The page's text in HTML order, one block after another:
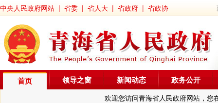
中央人民政府网站 | 省委 | 省人大 | 省政府 | 省政协
首页
欢迎您访问青海省人民政府网站，您
领导之窗 新闻动态 政务公开